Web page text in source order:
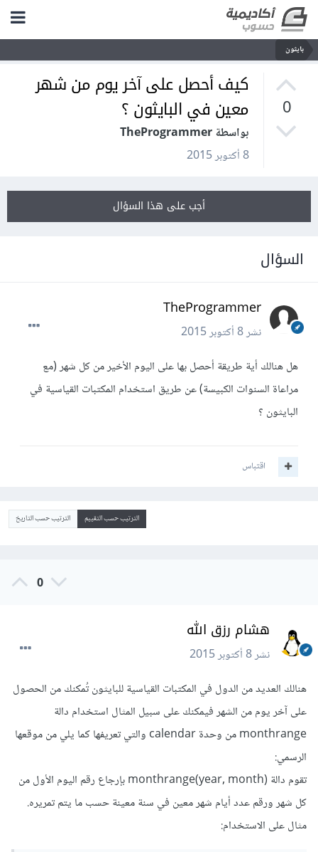
بايثون
0
كيف أحصل على آخر يوم من شهر
معين في البايثون ؟
بواسطة TheProgrammer
8 أكتوبر 2015
أجب على هذا السؤال
السؤال
TheProgrammer
نشر8 أكتوبر 2015
هل هنالك أية طريقة أحصل بها على اليوم الأخير من كل شهر (مع
مراعاة السنوات الكبيسة) عن طريق استخدام المكتبات القياسية في
البايثون ؟
اقتباس
الترتيب حسب التقييم الترتيب حسب التاريخ
0
هشام رزق الله
نشر8 أكتوبر 2015
هنالك العديد من الدول في المكتبات القياسية للبايثون تُمكنك من الحصول
على آخر يوم من الشهر فيمكنك على سبيل المثال استخدام دالة
monthrange من وحدة calendar والتي تعريفها كما يلي من موقعها
الرسمي:
تقوم دالة monthrange(year, month) بإرجاع رقم اليوم الأول من
كل شهر ورقم عدد أيام شهر معين في سنة معينة حسب ما يتم تمريره.
مثال على الاستخدام: